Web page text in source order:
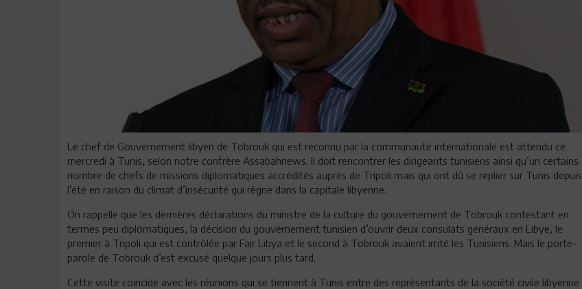
Le chef de Gouvernement libyen de Tobrouk qui est reconnu par la communauté internationale est attendu ce
mercredi à Tunis, selon notre confrère Assabahnews. Il doit rencontrer les dirigeants tunisiens ainsi qu’un certains
nombre de chefs de missions diplomatiques accrédités auprès de Tripoli mais qui ont dû se replier sur Tunis depuis
l’été en raison du climat d’insécurité qui règne dans la capitale libyenne.
On rappelle que les dernières déclarations du ministre de la culture du gouvernement de Tobrouk contestant en
termes peu diplomatiques, la décision du gouvernement tunisien d’ouvrir deux consulats généraux en Libye, le
premier à Tripoli qui est contrôlée par Fajr Libya et le second à Tobrouk avaient irrité les Tunisiens. Mais le porte-
parole de Tobrouk d’est excusé quelque jours plus tard.
Cette visite coïncide avec les réunions qui se tiennent à Tunis entre des représentants de la société civile libyenne